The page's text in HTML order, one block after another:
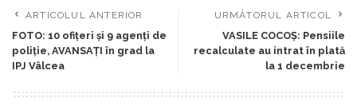
ARTICOLUL ANTERIOR
FOTO: 10 ofițeri și 9 agenți de
poliție, AVANSAȚI în grad la
IPJ Vâlcea
URMĂTORUL ARTICOL
VASILE COCOȘ: Pensiile
recalculate au intrat în plată
la 1 decembrie